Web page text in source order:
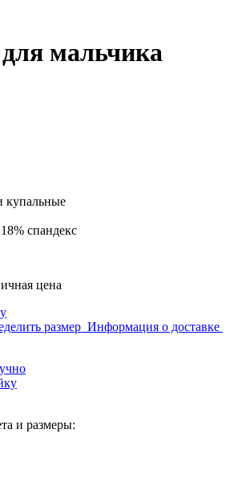
мальчика
купальные
спандекс
цена
размер Информация о доставке
и размеры: